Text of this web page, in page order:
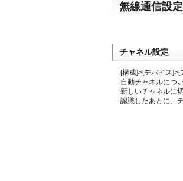
無線通信設定
チャネル設定
[構成]>[デバイス
自動チャネルにつ
新しいチャネルに
認識したあとに、